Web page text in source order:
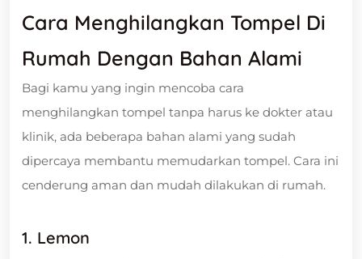
Cara Menghilangkan Tompel Di
Rumah Dengan Bahan Alami
Bagi kamu yang ingin mencoba cara
menghilangkan tompel tanpa harus ke dokter atau
klinik, ada beberapa bahan alami yang sudah
dipercaya membantu memudarkan tompel. Cara ini
cenderung aman dan mudah dilakukan di rumah.
1. Lemon